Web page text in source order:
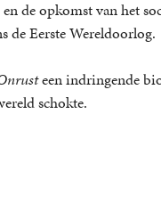
de opkomst van het
de Eerste Wereldoorlog.
een indringende
schokte.